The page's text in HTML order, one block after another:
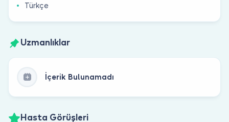
Türkçe
Uzmanlıklar
İçerik Bulunamadı
Hasta Görüşleri